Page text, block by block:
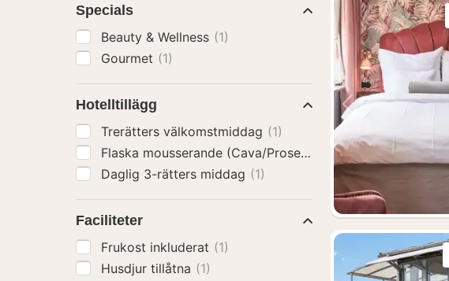
Specials
Beauty & Wellness (1)
Gourmet (1)
Hotelltillägg
Trerätters välkomstmiddag (1)
Flaska mousserande (Cava/Prosecco)
(1)
Daglig 3-rätters middag (1)
Faciliteter
Frukost inkluderat (1)
Husdjur tillåtna (1)